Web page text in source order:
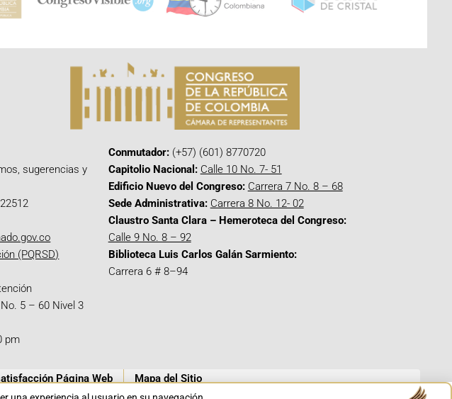
sugerencias y
(PQRSD)
5 – 60 Nivel 3
pm
Conmutador:(+57) (601) 8770720
Capitolio Nacional: Calle 10 No. 7- 51
Edificio Nuevo del Congreso: Carrera 7 No. 8 – 68
Sede Administrativa: Carrera 8 No. 12- 02
Claustro Santa Clara – Hemeroteca del Congreso:
Calle 9 No. 8 – 92
Biblioteca Luis Carlos Galán Sarmiento:
Carrera 6 # 8–94
Página Web Mapa del Sitio